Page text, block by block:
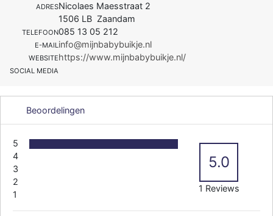
ADRESNicolaes Maesstraat 2
1506 LB Zaandam
TELEFOON085 13 05 212
E-MAILinfo@mijnbabybuikje.nl
WEBSITEhttps://www.mijnbabybuikje.nl/
SOCIAL MEDIA
Beoordelingen
5
4
3
2
1
5.0
1 Reviews